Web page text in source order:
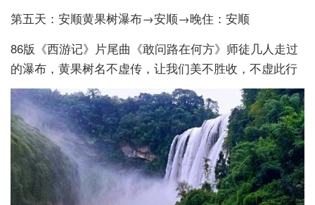
第五天：安顺黄果树瀑布→安顺→晚住：安顺
86版《西游记》片尾曲《敢问路在何方》师徒几人走过
的瀑布，黄果树名不虚传，让我们美不胜收，不虚此行